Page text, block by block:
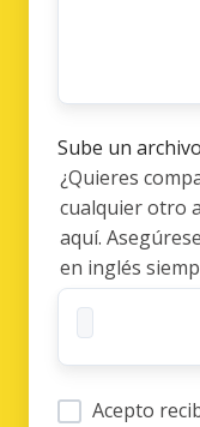
Sube un archivo
¿Quieres
cualquier otro
aquí.
en inglés
Acepto